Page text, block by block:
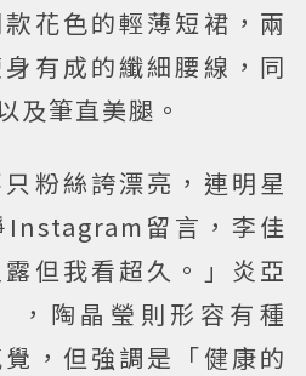
花色的輕薄短裙，兩
有成的纖細腰線，同
及筆直美腿。
粉絲誇漂亮，連明星
Instagram留言，李佳
但我看超久。」炎亞
，陶晶瑩則形容有種
覺，但強調是「健康的